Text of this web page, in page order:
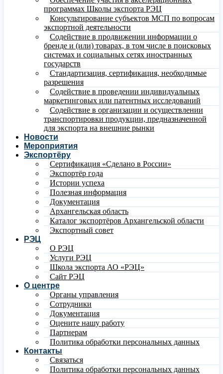
программах Школы экспорта РЭЦ
Консультирование субъектов МСП по вопросам
экспортной деятельности
Содействие в продвижении информации о
бренде и (или) товарах, в том числе в поисковых
системах и социальных сетях иностранных
государств
Стандартизация, сертификация, необходимые
разрешения
Содействие в проведении индивидуальных
маркетинговых или патентных исследований
Содействие в организации и осуществлении
транспортировки продукции, предназначенной
для экспорта на внешние рынки
Новости
Мероприятия
Экспортёру
Сертификация «Сделано в России»
Экспортёр года
Истории успеха
Полезная информация
Документация
Архангельская область
Каталог экспортёров Архангельской области
Экспортный совет
РЭЦ
О РЭЦ
Услуги РЭЦ
Школа экспорта АО «РЭЦ»
Сайт РЭЦ
О центре
Органы управления
Сотрудники
Документация
Оцените нашу работу
Партнерам
Политика обработки персональных данных
Контакты
Связаться
Политика обработки персональных данных